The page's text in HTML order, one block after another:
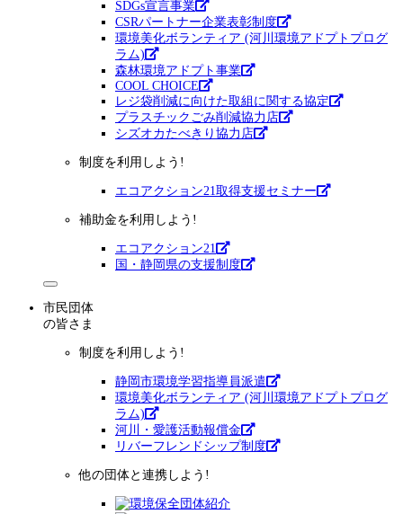
SDGs宣言事業
CSRパートナー企業表彰制度
環境美化ボランティア (河川環境アドプトプログ
ラム)
森林環境アドプト事業
COOL CHOICE
レジ袋削減に向けた取組に関する協定
プラスチックごみ削減協力店
シズオカたべきり協力店
制度を利用しよう!
エコアクション21取得支援セミナー
補助金を利用しよう!
エコアクション21
国・静岡県の支援制度
市民団体
の皆さま
制度を利用しよう!
静岡市環境学習指導員派遣
環境美化ボランティア (河川環境アドプトプログ
ラム)
河川・愛護活動報償金
リバーフレンドシップ制度
他の団体と連携しよう!